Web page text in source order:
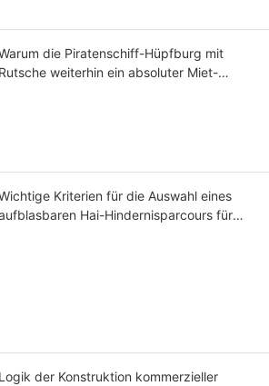
die Piratenschiff-Hüpfburg mit
Rutsche weiterhin ein absoluter Miet-
Kriterien für die Auswahl eines
Hai-Hindernisparcours für
Logik der Konstruktion kommerzieller